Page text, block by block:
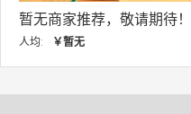
暂无商家推荐，敬请期待！
人均: ￥暂无